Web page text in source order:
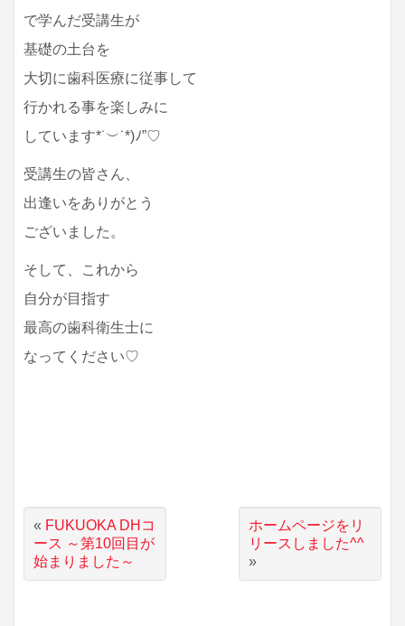
で学んだ受講生が
基礎の土台を
大切に歯科医療に従事して
行かれる事を楽しみに
しています*˙︶˙*)ﾉ”♡
受講生の皆さん、
出逢いをありがとう
ございました。
そして、これから
自分が目指す
最高の歯科衛生士に
なってください♡
« FUKUOKA DHコ
ース ～第10回目が
始まりました～
ホームページをリ
リースしました^^
»